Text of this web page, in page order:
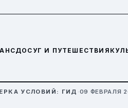
ДОСУГ И ПУТЕШЕСТВИЯ
УСЛОВИЙ: ГИД ·09 ФЕВРАЛЯ